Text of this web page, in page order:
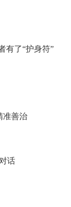
有了“护身符”
准善治
话